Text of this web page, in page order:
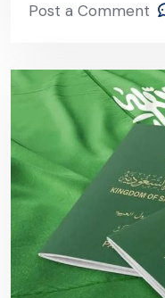
Post a Comment